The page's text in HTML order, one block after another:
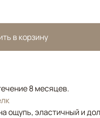
в корзину
8 месяцев.
ощупь, эластичный и